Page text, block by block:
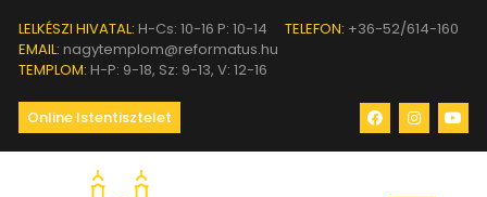
LELKÉSZI HIVATAL: H-Cs: 10-16 P: 10-14 TELEFON: +36-52/614-160
EMAIL: nagytemplom@reformatus.hu
TEMPLOM: H-P: 9-18, Sz: 9-13, V: 12-16
Online Istentisztelet